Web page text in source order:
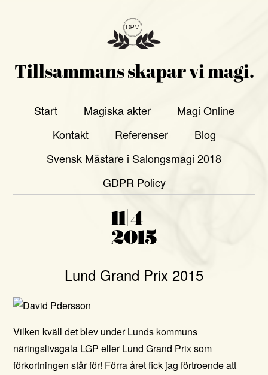
Tillsammans skapar vi magi.
Start Magiska akter
Magi Online
Kontakt
Referenser
Blog
Svensk Mästare i Salongsmagi 2018
GDPR Policy
11|4
2015
Lund Grand Prix 2015
Vilken kväll det blev underLunds kommuns
näringslivsgala LGP eller Lund Grand Prixsom
förkortningen står för! Förra året fick jag förtroende att